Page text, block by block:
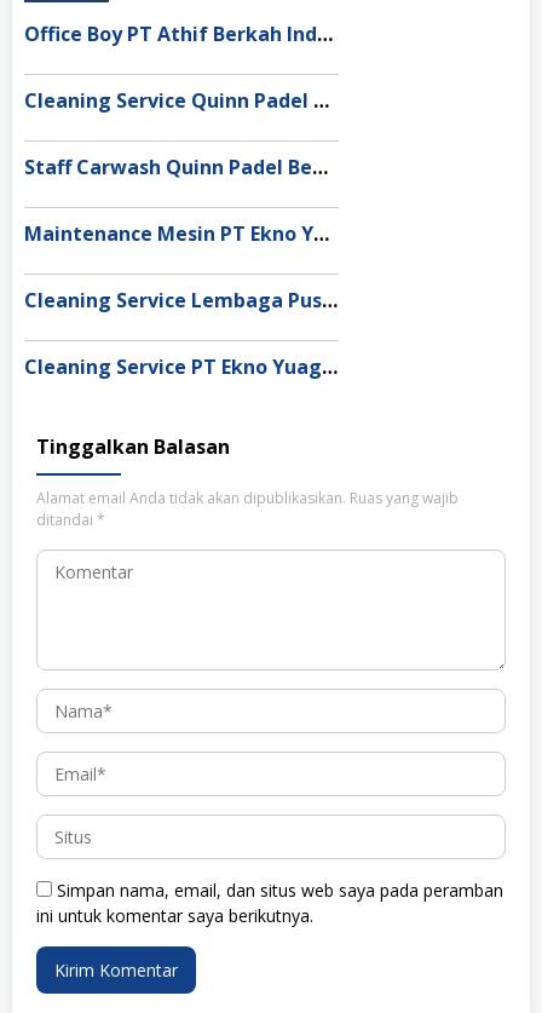
Office Boy PT Athif Berkah Indonesia Ende
Cleaning Service Quinn Padel Bekasi
Staff Carwash Quinn Padel Bekasi
Maintenance Mesin PT Ekno Yuag Indonesia Bekasi
Cleaning Service Lembaga Pusaka Indonesia Depok
Cleaning Service PT Ekno Yuag Indonesia Cikarang
Tinggalkan Balasan
Alamat email Anda tidak akan dipublikasikan. Ruas yang wajib
ditandai *
Simpan nama, email, dan situs web saya pada peramban
ini untuk komentar saya berikutnya.